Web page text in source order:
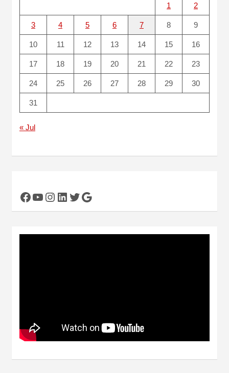
1 2
3 4 5 6 7 8 9
10 11 12 13 14 15 16
17 18 19 20 21 22 23
24 25 26 27 28 29 30
31
« Jul
Facebook
YouTube
Instagram
LinkedIn
Twitter
Google